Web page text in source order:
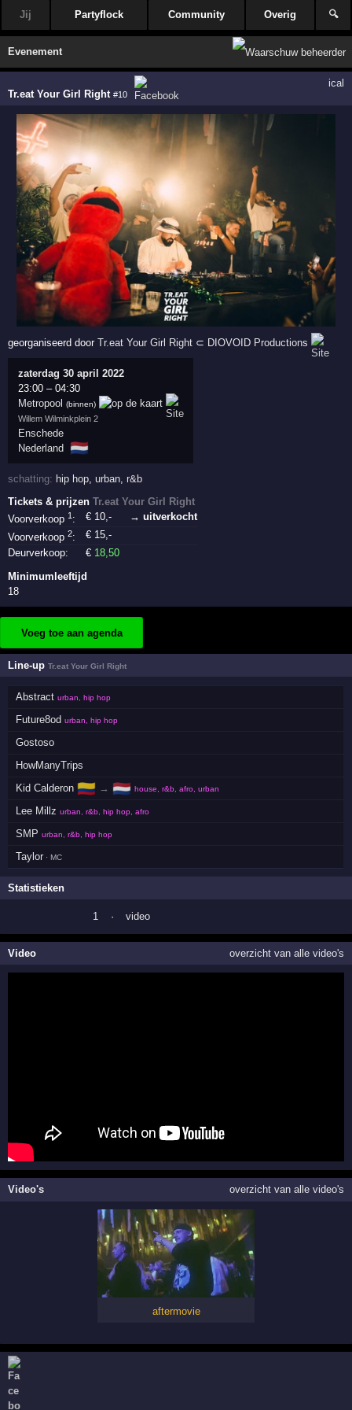
Jij Partyflock Community Overig 🔍
Evenement
Tr.eat Your Girl Right #10
ical
georganiseerd doorTr.eat Your Girl Right ⊂ DIOVOID Productions
zaterdag 30 april 2022
23:00 –04:30
Metropool
(binnen)
Willem Wilminkplein 2
Enschede
Nederland
🇳🇱
schatting: hip hop,urban,r&b
Tickets & prijzenTr.eat Your Girl Right
Voorverkoop1 : € 10,-
→ uitverkocht
Voorverkoop2: € 15,-
Deurverkoop:
€ 18,50
Minimumleeftijd
18
Voeg toe aan agenda
Line-upTr.eat Your Girl Right
Abstract urban, hip hop
Future8od urban, hip hop
Gostoso
HowManyTrips
Kid Calderon 🇨🇴 → 🇳🇱 house, r&b, afro, urban
Lee Millz urban, r&b, hip hop, afro
SMP urban, r&b, hip hop
Taylor · MC
Statistieken
1 · video
Video overzicht van alle video's
Video's overzicht van alle video's
aftermovie